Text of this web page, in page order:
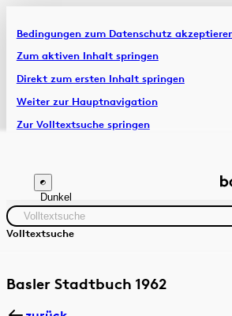
Bedingungen zum Datenschutz
Zum aktiven Inhalt springen
Direkt zum ersten Inhalt springen
Weiter zur Hauptnavigation
Zur Volltextsuche springen
Artikel &
Chronik
Dunkel
Volltextsuche
Zeitraum Autor:in
Basler Stadtbuch 1962